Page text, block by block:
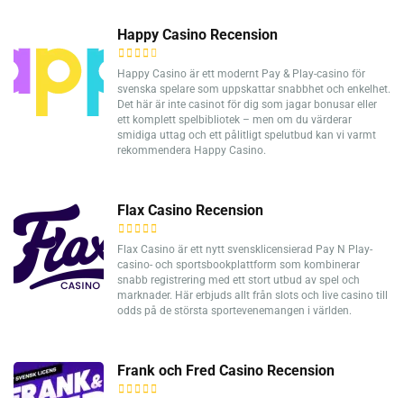
Happy Casino Recension
Happy Casino är ett modernt Pay & Play-casino för
svenska spelare som uppskattar snabbhet och enkelhet.
Det här är inte casinot för dig som jagar bonusar eller
ett komplett spelbibliotek – men om du värderar
smidiga uttag och ett pålitligt spelutbud kan vi varmt
rekommendera Happy Casino.
Flax Casino Recension
Flax Casino är ett nytt svensklicensierad Pay N Play-
casino- och sportsbookplattform som kombinerar
snabb registrering med ett stort utbud av spel och
marknader. Här erbjuds allt från slots och live casino till
odds på de största sportevenemangen i världen.
Frank och Fred Casino Recension